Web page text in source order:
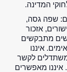
המדינה.
שפה גסה,
אזכור
מתבקשים
איננו
משתדלים לקשר
איננו מאפשרים